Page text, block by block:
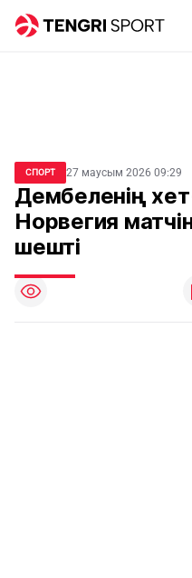
СПОРТ 27 маусым 2026 09:29
Дембеленің
Норвегия
шешті